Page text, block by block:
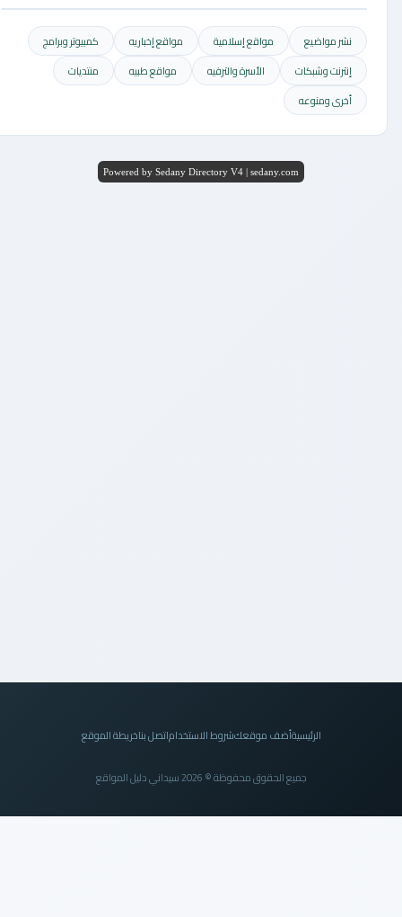
نشر مواضيع مواقع إسلامية مواقع إخباريه
كمبيوتر وبرامج
إنترنت وشبكات
الأسرة والترفيه مواقع طبيه
منتديات
أخرى ومنوعه
Powered by Sedany Directory V4 | sedany.com
الرئيسيةأضف موقعكشروط الاستخداماتصل بناخريطة الموقع
جميع الحقوق محفوظة © 2026 سيداني دليل المواقع